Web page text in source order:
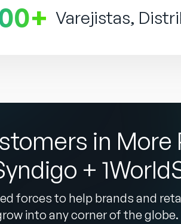
Varejistas,
in More
+
forces to help brands and
into any corner of the globe.